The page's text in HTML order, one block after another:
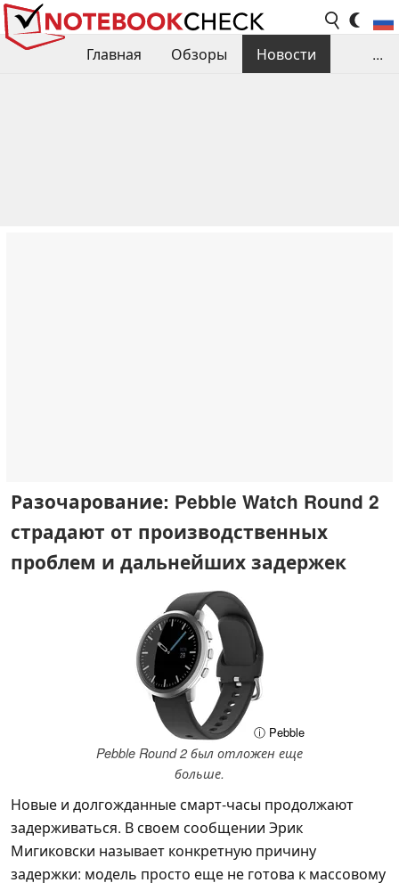
Главная Обзоры
Новости
...
Разочарование: Pebble Watch Round 2
страдают от производственных
проблем и дальнейших задержек
ⓘ Pebble
Pebble Round 2 был отложен еще
больше.
Новые и долгожданные смарт-часы продолжают
задерживаться. В своем сообщении Эрик
Мигиковски называет конкретную причину
задержки: модель просто еще не готова к массовому